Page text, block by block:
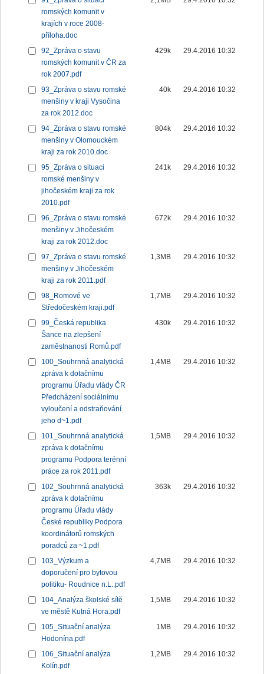
romských komunit v
krajích v roce 2008-
příloha.doc
92_Zpráva o stavu
romských komunit v ČR za
rok 2007.pdf
429k 29.4.2016 10:32
93_Zpráva o stavu romské
menšiny v kraji Vysočina
za rok 2012.doc
40k 29.4.2016 10:32
94_Zpráva o stavu romské
menšiny v Olomouckém
kraji za rok 2010.doc
804k 29.4.2016 10:32
95_Zpráva o situaci
romské menšiny v
jihočeském kraji za rok
2010.pdf
241k 29.4.2016 10:32
96_Zpráva o stavu romské
menšiny v Jihočeském
kraji za rok 2012.doc
672k 29.4.2016 10:32
97_Zpráva o stavu romské
menšiny v Jihočeském
kraji za rok 2011.pdf
1,3MB 29.4.2016 10:32
98_Romové ve
Středočeském kraji.pdf
1,7MB 29.4.2016 10:32
99_Česká republika.
Šance na zlepšení
zaměstnanosti Romů.pdf
430k 29.4.2016 10:32
100_Souhrnná analytická
zpráva k dotačnímu
programu Úřadu vlády ČR
Předcházení sociálnímu
vyloučení a odstraňování
jeho d~1.pdf
1,4MB 29.4.2016 10:32
101_Souhrnná analytická
zpráva k dotačnímu
programu Podpora terénní
práce za rok 2011.pdf
1,5MB 29.4.2016 10:32
102_Souhrnná analytická
zpráva k dotačnímu
programu Úřadu vlády
České republiky Podpora
koordinátorů romských
poradců za ~1.pdf
363k 29.4.2016 10:32
103_Výzkum a
doporučení pro bytovou
politiku- Roudnice n.L..pdf
4,7MB 29.4.2016 10:32
104_Analýza školské sítě
ve městě Kutná Hora.pdf
1,5MB 29.4.2016 10:32
105_Situační analýza
Hodonína.pdf
1MB 29.4.2016 10:32
106_Situační analýza
Kolín.pdf
1,2MB 29.4.2016 10:32